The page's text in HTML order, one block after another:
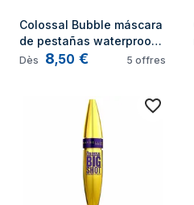
Colossal Bubble máscara
de pestañas waterproof
#Black
Dès 8,50 € 5 offres